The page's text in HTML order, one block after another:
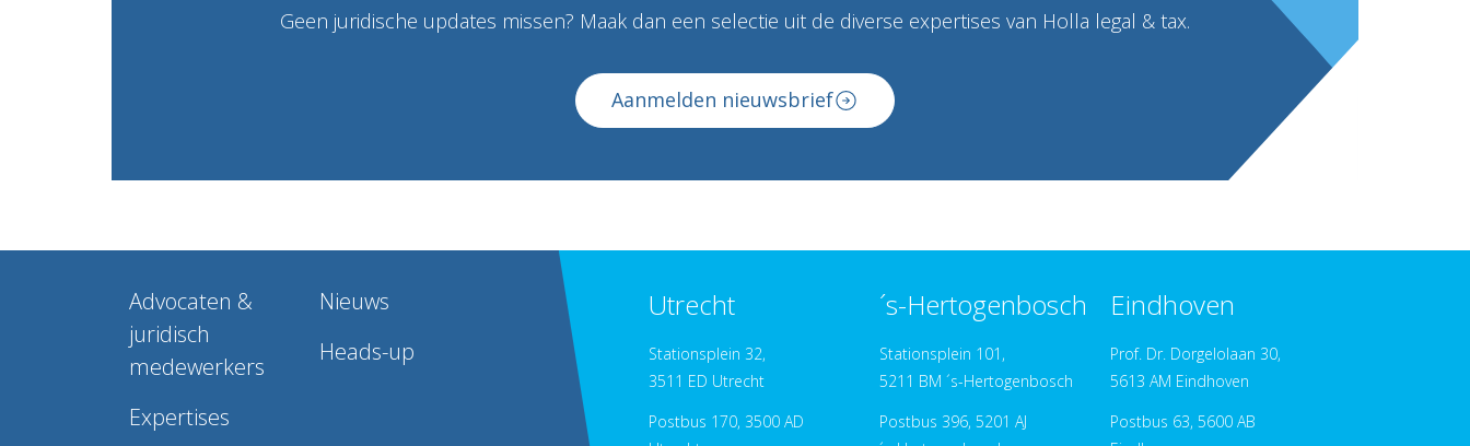
Geen juridische updates missen? Maak dan een selectie uit de diverse expertises van Holla legal & tax.
Aanmelden nieuwsbrief
Advocaten &
juridisch
medewerkers
Expertises
Nieuws
Heads-up
Utrecht
Stationsplein 32,
3511 ED Utrecht
Postbus 170, 3500 AD
´s-Hertogenbosch
Stationsplein 101,
5211 BM ´s-Hertogenbosch
Postbus 396, 5201 AJ
Eindhoven
Prof. Dr. Dorgelolaan 30,
5613 AM Eindhoven
Postbus 63, 5600 AB